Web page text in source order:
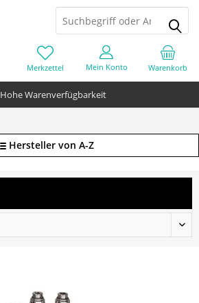
Hohe Warenverfügbarkeit
Warenkorb
Merkzettel Mein Konto
Hersteller von A-Z